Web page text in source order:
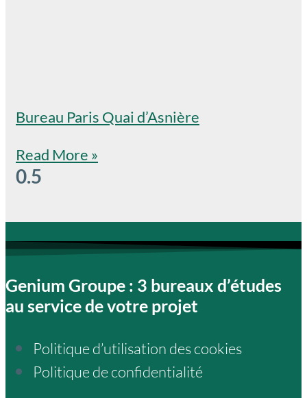
Bureau Paris Quai d’Asnière
Read More »
Genium Groupe : 3 bureaux d’études
au service de votre projet
Politique d’utilisation des cookies
Politique de confidentialité